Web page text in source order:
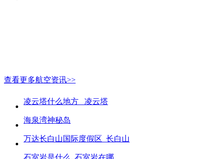
查看更多航空资讯>>
凌云塔什么地方_ 凌云塔
海泉湾神秘岛
万达长白山国际度假区_长白山